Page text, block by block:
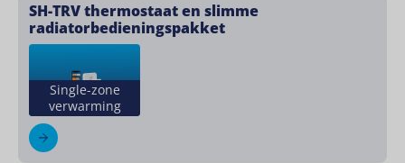
SH-TRV thermostaat en slimme
radiatorbedieningspakket
Single-zone
verwarming